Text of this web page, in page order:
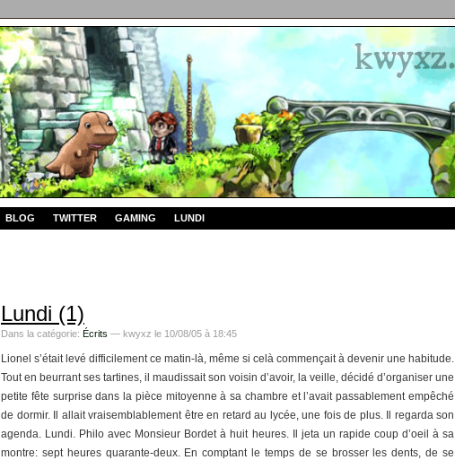
BLOG TWITTER GAMING LUNDI
Lundi (1)
Dans la catégorie: Écrits — kwyxz le 10/08/05 à 18:45
Lionel s’était levé difficilement ce matin-là, même si celà commençait à devenir une habitude.
Tout en beurrant ses tartines, il maudissait son voisin d’avoir, la veille, décidé d’organiser une
petite fête surprise dans la pièce mitoyenne à sa chambre et l’avait passablement empêché
de dormir. Il allait vraisemblablement être en retard au lycée, une fois de plus. Il regarda son
agenda. Lundi. Philo avec Monsieur Bordet à huit heures. Il jeta un rapide coup d’oeil à sa
montre: sept heures quarante-deux. En comptant le temps de se brosser les dents, de se